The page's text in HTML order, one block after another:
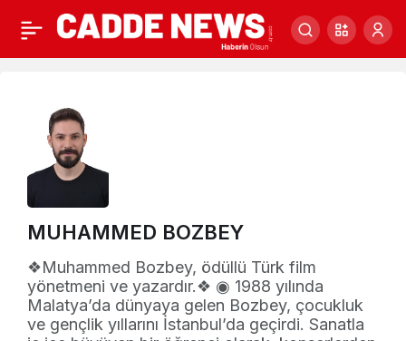
MUHAMMED BOZBEY
❖Muhammed Bozbey, ödüllü Türk film
yönetmeni ve yazardır.❖ ◉ 1988 yılında
Malatya’da dünyaya gelen Bozbey, çocukluk
ve gençlik yıllarını İstanbul’da geçirdi. Sanatla